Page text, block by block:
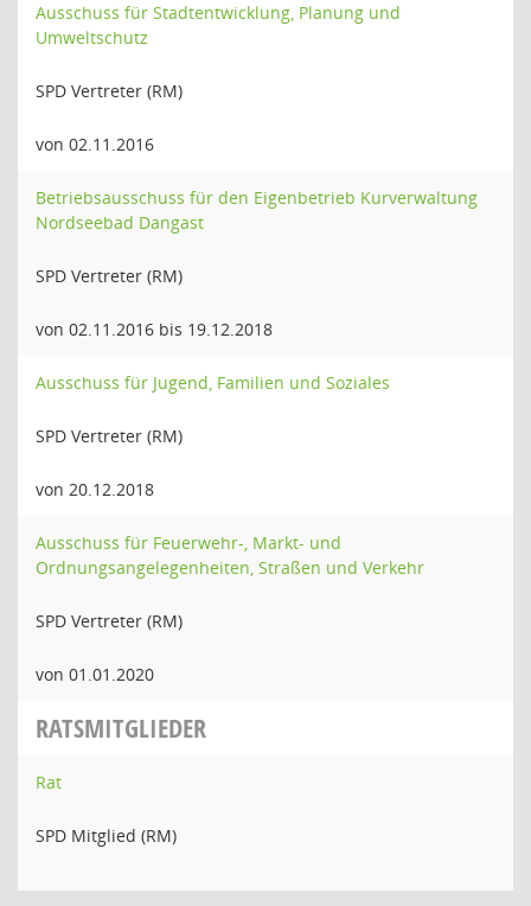
Ausschuss für Stadtentwicklung, Planung und
Umweltschutz
SPD Vertreter (RM)
von 02.11.2016
Betriebsausschuss für den Eigenbetrieb Kurverwaltung
Nordseebad Dangast
SPD Vertreter (RM)
von 02.11.2016 bis 19.12.2018
Ausschuss für Jugend, Familien und Soziales
SPD Vertreter (RM)
von 20.12.2018
Ausschuss für Feuerwehr-, Markt- und
Ordnungsangelegenheiten, Straßen und Verkehr
SPD Vertreter (RM)
von 01.01.2020
RATSMITGLIEDER
Rat
SPD Mitglied (RM)